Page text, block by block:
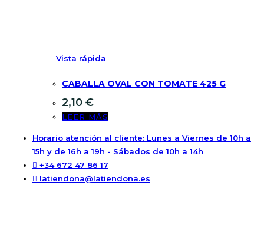
Vista rápida
CABALLA OVAL CON TOMATE 425 G
2,10 €
LEER MÁS
Horario atención al cliente: Lunes a Viernes de 10h a
15h y de 16h a 19h - Sábados de 10h a 14h
+34 672 47 86 17
latiendona@latiendona.es